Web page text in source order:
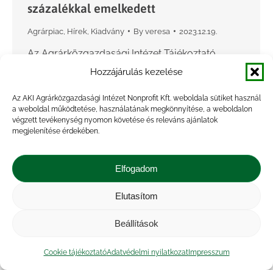
Hozzájárulás kezelése
Az AKI Agrárközgazdasági Intézet Nonprofit Kft. weboldala sütiket használ
a weboldal működtetése, használatának megkönnyítése, a weboldalon
végzett tevékenység nyomon követése és releváns ajánlatok
megjelenítése érdekében.
Elfogadom
Elutasítom
Beállítások
Cookie tájékoztatóAdatvédelmi nyilatkozatImpresszum
százalékkal emelkedett
Agrárpiac Hírek Kiadvány By veresa 2023.12.19.
Az Agrárközgazdasági Intézet Tájékoztató
jelentés az őszi mezőgazdasági munkákról című
területe 20,5 ezer hektárt tett ki, melynek 96,8
százalékán, 19,9 ezer hektáron végeztek a…